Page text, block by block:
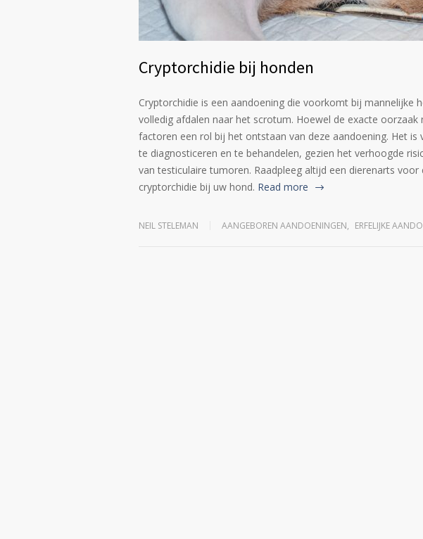
Cryptorchidie bij honden
Cryptorchidie is een aandoening die voorkomt bij mannelijke
volledig afdalen naar het scrotum. Hoewel de exacte oorzaak
factoren een rol bij het ontstaan van deze aandoening. Het
te diagnosticeren en te behandelen, gezien het verhoogde
van testiculaire tumoren. Raadpleeg altijd een dierenarts
cryptorchidie bij uw hond. Read more
NEIL STELEMAN AANGEBOREN AANDOENINGEN, ERFELIJKE